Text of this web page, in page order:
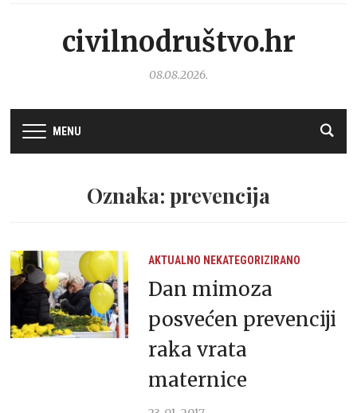
civilnodruštvo.hr
08.08.2026.
MENU
Oznaka: prevencija
AKTUALNO NEKATEGORIZIRANO
Dan mimoza
posvećen prevenciji
raka vrata
maternice